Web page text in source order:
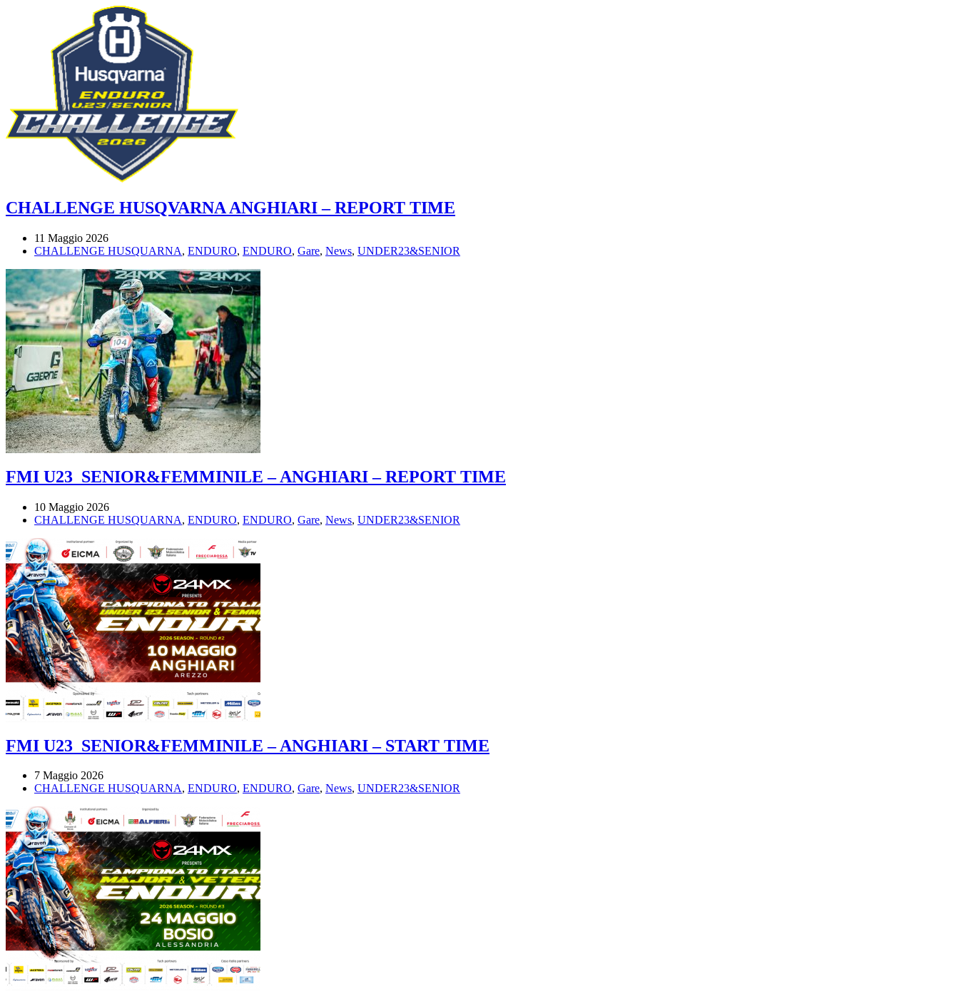
CHALLENGE HUSQVARNA ANGHIARI – REPORT TIME
11 Maggio 2026
CHALLENGE HUSQUARNA, ENDURO, ENDURO, Gare, News, UNDER23&SENIOR
FMI U23_SENIOR&FEMMINILE – ANGHIARI – REPORT TIME
10 Maggio 2026
CHALLENGE HUSQUARNA, ENDURO, ENDURO, Gare, News, UNDER23&SENIOR
FMI U23_SENIOR&FEMMINILE – ANGHIARI – START TIME
7 Maggio 2026
CHALLENGE HUSQUARNA, ENDURO, ENDURO, Gare, News, UNDER23&SENIOR